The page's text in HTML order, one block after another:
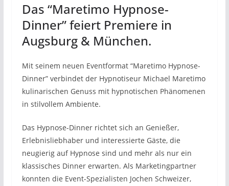
Das “Maretimo Hypnose-
Dinner” feiert Premiere in
Augsburg & München.
Mit seinem neuen Eventformat “Maretimo Hypnose-
Dinner” verbindet der Hypnotiseur Michael Maretimo
kulinarischen Genuss mit hypnotischen Phänomenen
in stilvollem Ambiente.
Das Hypnose-Dinner richtet sich an Genießer,
Erlebnisliebhaber und interessierte Gäste, die
neugierig auf Hypnose sind und mehr als nur ein
klassisches Dinner erwarten. Als Marketingpartner
konnten die Event-Spezialisten Jochen Schweizer,